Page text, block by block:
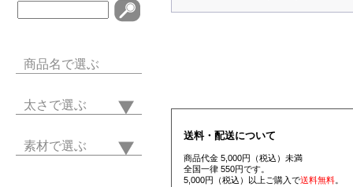
商品名で選ぶ
太さで選ぶ
素材で選ぶ
送料・配送について
商品代金 5,000円（税込）未満
全国一律 550円です。
5,000円（税込）以上ご購入で送料無料。